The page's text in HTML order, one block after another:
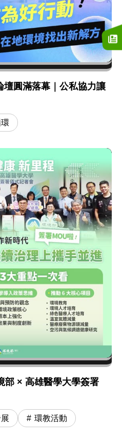
壇圓滿落幕｜公私協力讓
部 × 高雄醫學大學簽署
環教活動